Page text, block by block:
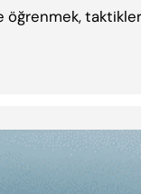
öğrenmek,